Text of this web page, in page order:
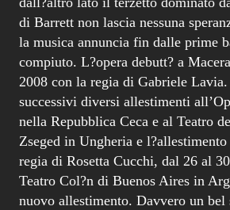
di Barrett non lascia nessuna
la musica annuncia fin dalle prime
compiuto. L?opera debutt? a
2008 con la regia di Gabriele
successivi diversi allestimenti
nella Repubblica Ceca e al Teatro
Zseged in Ungheria e
regia di Rosetta Cucchi, dal 26 al
Teatro Col?n di Buenos Aires in
nuovo allestimento. Davvero un bel